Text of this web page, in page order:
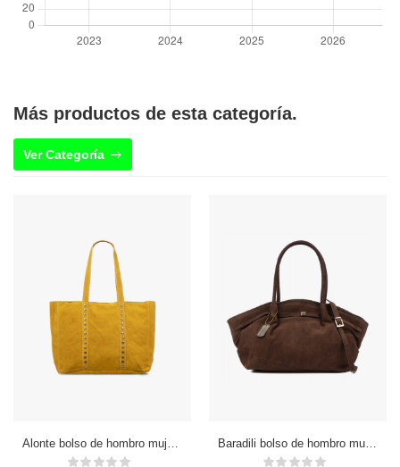
Más productos de esta categoría.
Ver Categoría
Alonte bolso de hombro mujer. Piel auténtica Gamuza. Baradili bolso de hombro mujer. Piel auténtica gamuza.